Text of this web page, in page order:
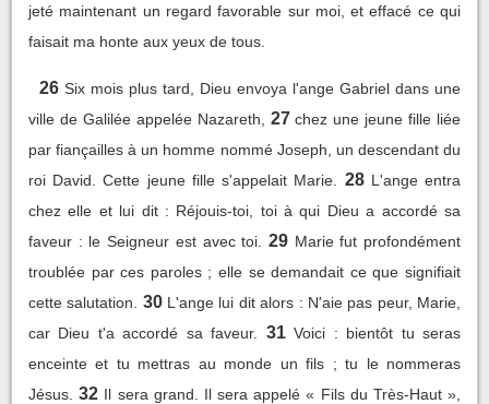
jeté maintenant un regard favorable sur moi, et effacé ce qui
faisait ma honte aux yeux de tous.
26 Six mois plus tard, Dieu envoya l'ange Gabriel dans une
ville de Galilée appelée Nazareth,
27 chez une jeune fille liée
par fiançailles à un homme nommé Joseph, un descendant du
roi David. Cette jeune fille s'appelait Marie.
28 L'ange entra
chez elle et lui dit : Réjouis-toi, toi à qui Dieu a accordé sa
faveur : le Seigneur est avec toi.
29 Marie fut profondément
troublée par ces paroles ; elle se demandait ce que signifiait
cette salutation.
30 L'ange lui dit alors : N'aie pas peur, Marie,
car Dieu t'a accordé sa faveur.
31 Voici : bientôt tu seras
enceinte et tu mettras au monde un fils ; tu le nommeras
Jésus. 32 Il sera grand. Il sera appelé « Fils du Très-Haut »,